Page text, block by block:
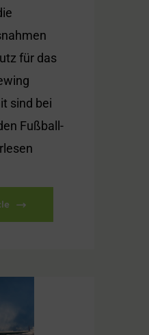
für das
sind bei
Fußball-